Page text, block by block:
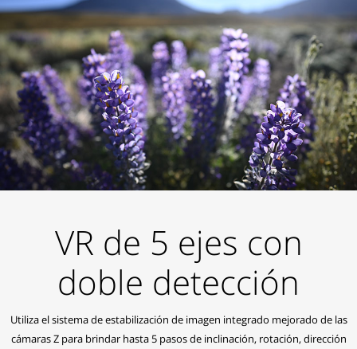
VR de 5 ejes con
doble detección
Utiliza el sistema de estabilización de imagen integrado mejorado de las
cámaras Z para brindar hasta 5 pasos de inclinación, rotación, dirección